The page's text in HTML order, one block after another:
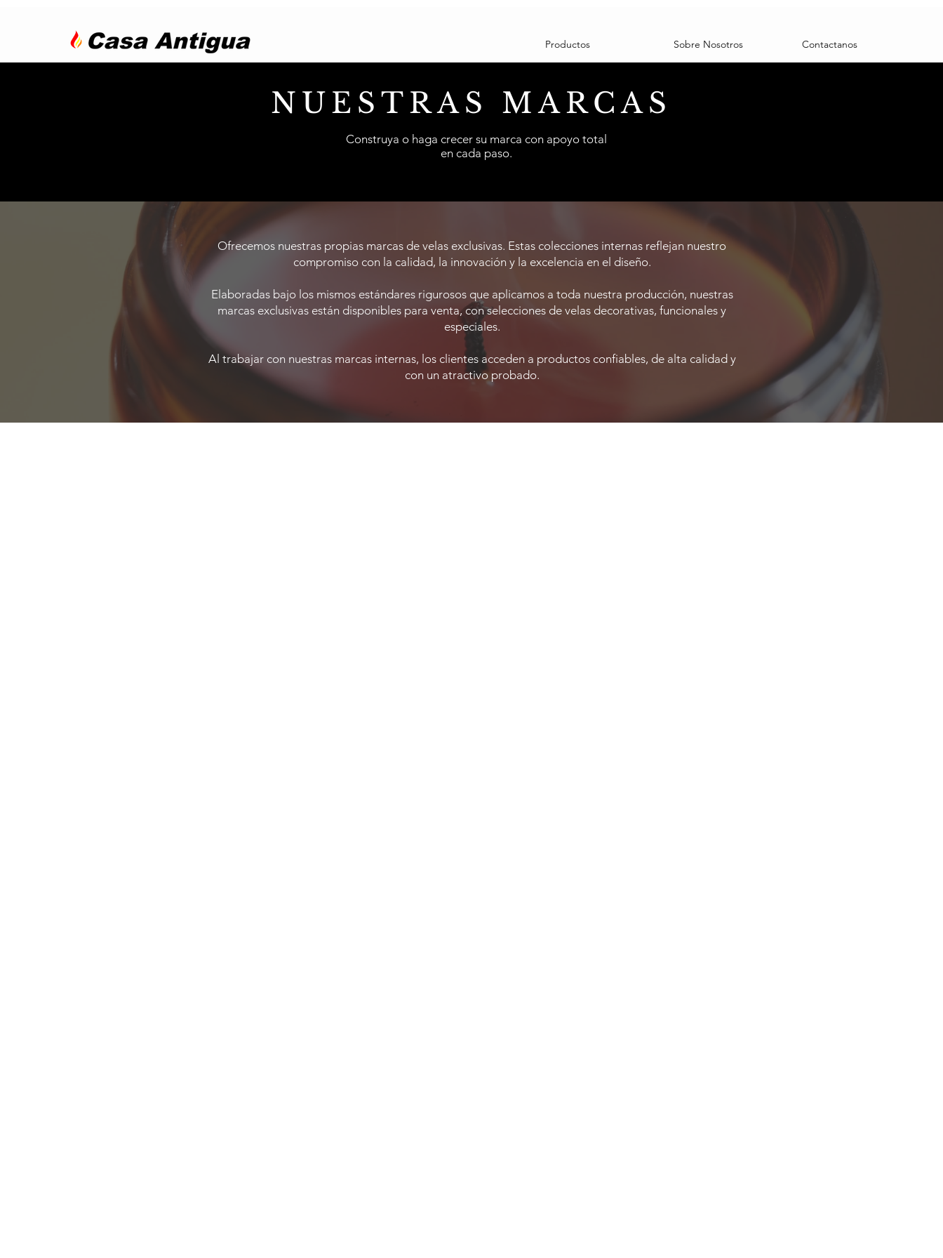
Productos Sobre Nosotros Contactanos
NUESTRAS MARCAS
Construya o haga crecer su marca con apoyo total
en cada paso.
Ofrecemos nuestras propias marcas de velas exclusivas. Estas colecciones internas reflejan nuestro
compromiso con la calidad, la innovación y la excelencia en el diseño.
Elaboradas bajo los mismos estándares rigurosos que aplicamos a toda nuestra producción, nuestras
marcas exclusivas están disponibles para venta, con selecciones de velas decorativas, funcionales y
especiales.
Al trabajar con nuestras marcas internas, los clientes acceden a productos confiables, de alta calidad y
con un atractivo probado.